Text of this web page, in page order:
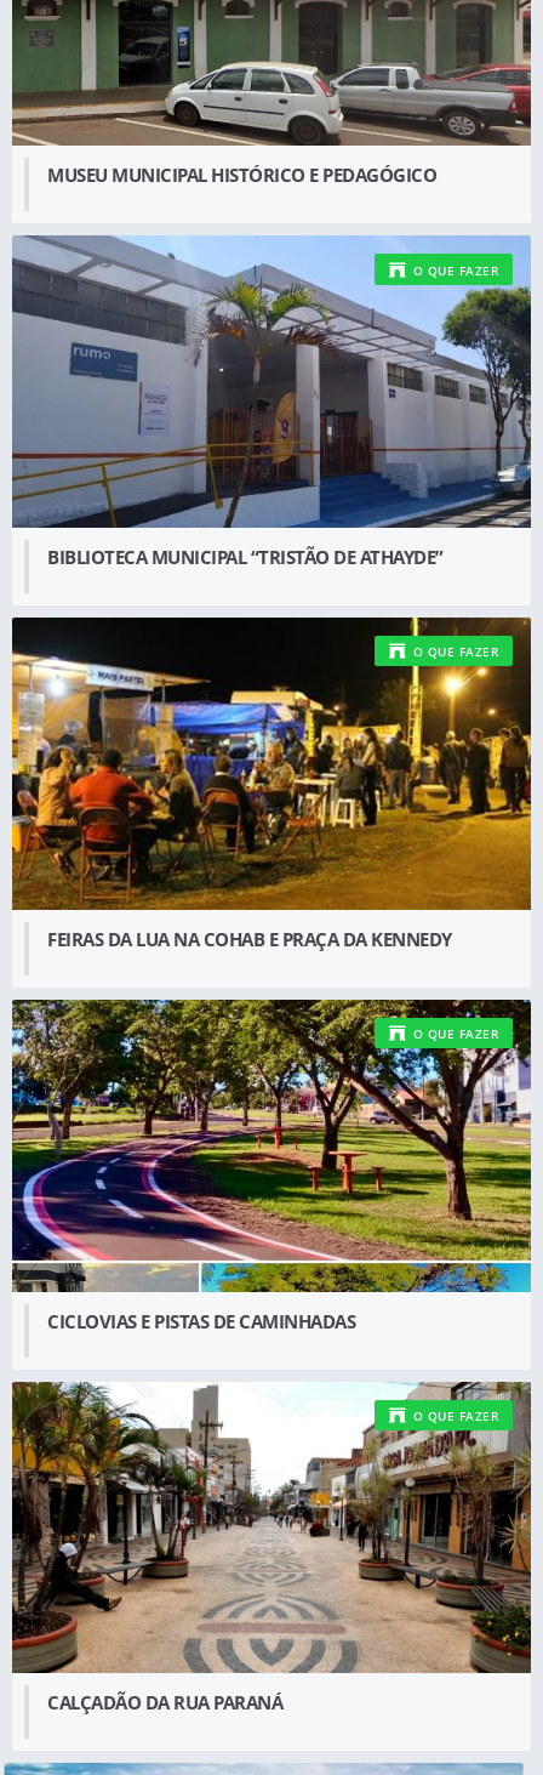
MUSEU MUNICIPAL HISTÓRICO E PEDAGÓGICO
BIBLIOTECA MUNICIPAL “TRISTÃO DE ATHAYDE”
O QUE FAZER
FEIRAS DA LUA NA COHAB E PRAÇA DA KENNEDY
O QUE FAZER
CICLOVIAS E PISTAS DE CAMINHADAS
O QUE FAZER
CALÇADÃO DA RUA PARANÁ
O QUE FAZER